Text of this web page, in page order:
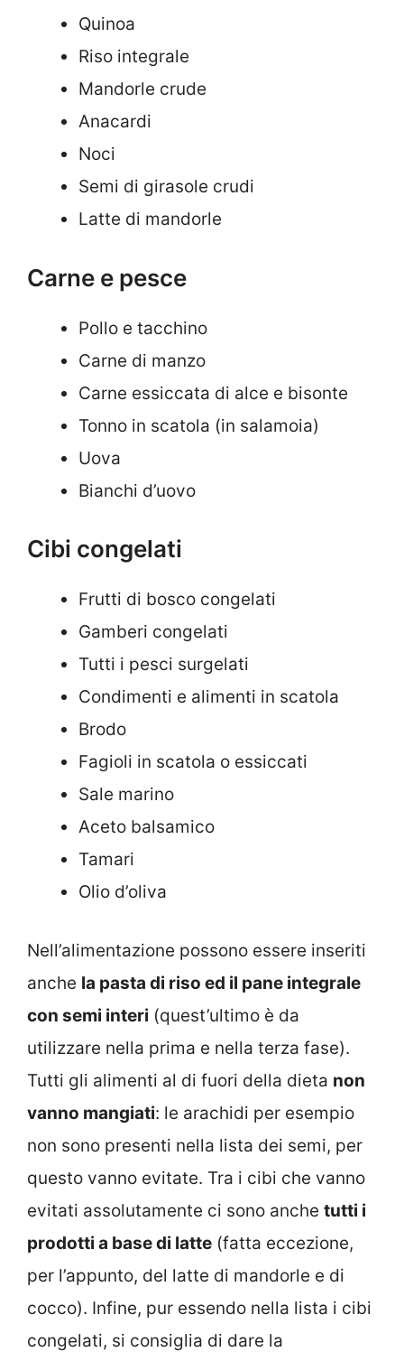
Quinoa
Riso integrale
Mandorle crude
Anacardi
Noci
Semi di girasole crudi
Latte di mandorle
Carne e pesce
Pollo e tacchino
Carne di manzo
Carne essiccata di alce e bisonte
Tonno in scatola (in salamoia)
Uova
Bianchi d’uovo
Cibi congelati
Frutti di bosco congelati
Gamberi congelati
Tutti i pesci surgelati
Condimenti e alimenti in scatola
Brodo
Fagioli in scatola o essiccati
Sale marino
Aceto balsamico
Tamari
Olio d’oliva
Nell’alimentazione possono essere inseriti
anche la pasta di riso ed il pane integrale
con semi interi (quest’ultimo è da
utilizzare nella prima e nella terza fase).
Tutti gli alimenti al di fuori della dieta non
vanno mangiati: le arachidi per esempio
non sono presenti nella lista dei semi, per
questo vanno evitate. Tra i cibi che vanno
evitati assolutamente ci sono anche tutti i
prodotti a base di latte (fatta eccezione,
per l’appunto, del latte di mandorle e di
cocco). Infine, pur essendo nella lista i cibi
congelati, si consiglia di dare la